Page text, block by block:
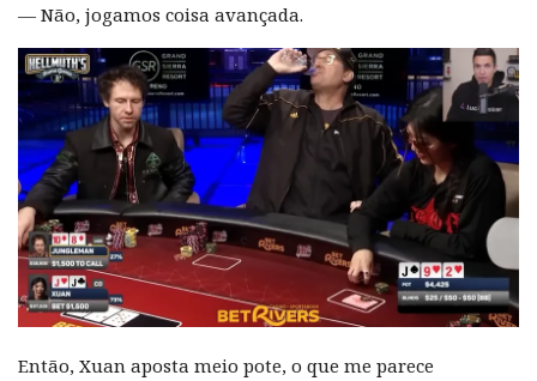
— Não, jogamos coisa avançada.
Então, Xuan aposta meio pote, o que me parece